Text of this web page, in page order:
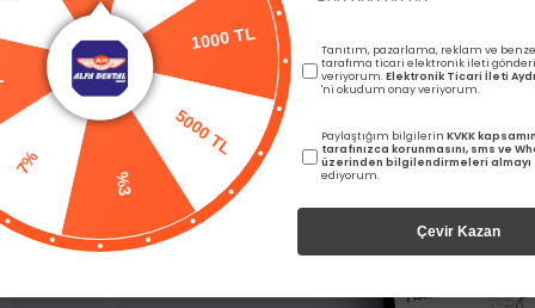
Ücretsiz Kargo
W&H Dental Alegra Çelik
1000 TL
5000 TL
%3
Tanıtım, pazarlama, reklam ve
tarafıma ticari elektronik ileti
veriyorum.Elektronik Ticari İleti
'ni okudum onay veriyorum.
Paylaştığım bilgilerin KVKK
tarafınızca korunmasını, sms ve
üzerinden bilgilendirmeleri almayı
ediyorum.
Çevir Kazan